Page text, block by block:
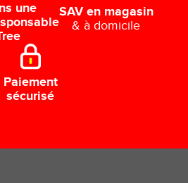
une
SAV en magasin
& à domicile
Paiement
sécurisé